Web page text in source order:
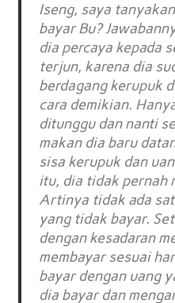
Iseng, saya
bayar Bu?
dia percaya kepada
terjun, karena dia
berdagang kerupuk
cara demikian.
ditunggu dan nanti
makan dia baru
sisa kerupuk dan
itu, dia tidak pernah
Artinya tidak ada
yang tidak bayar.
dengan kesadaran
membayar sesuai
bayar dengan uang
dia bayar dan